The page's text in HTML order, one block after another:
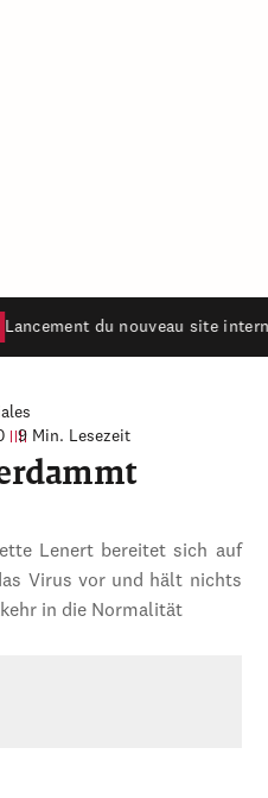
du nouveau site
9 Min. Lesezeit
Lenert bereitet sich auf
Virus vor und hält nichts
in die Normalität